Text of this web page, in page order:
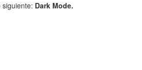
Dark Mode.